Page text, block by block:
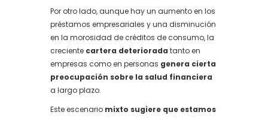
Por otro lado, aunque hay un aumento en los
préstamos empresariales y una disminución
en la morosidad de créditos de consumo, la
creciente cartera deteriorada tanto en
empresas como en personas genera cierta
preocupación sobre la salud financiera
a largo plazo.
Este escenario mixto sugiere que estamos